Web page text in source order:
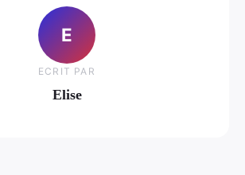
E
ECRIT PAR
Elise